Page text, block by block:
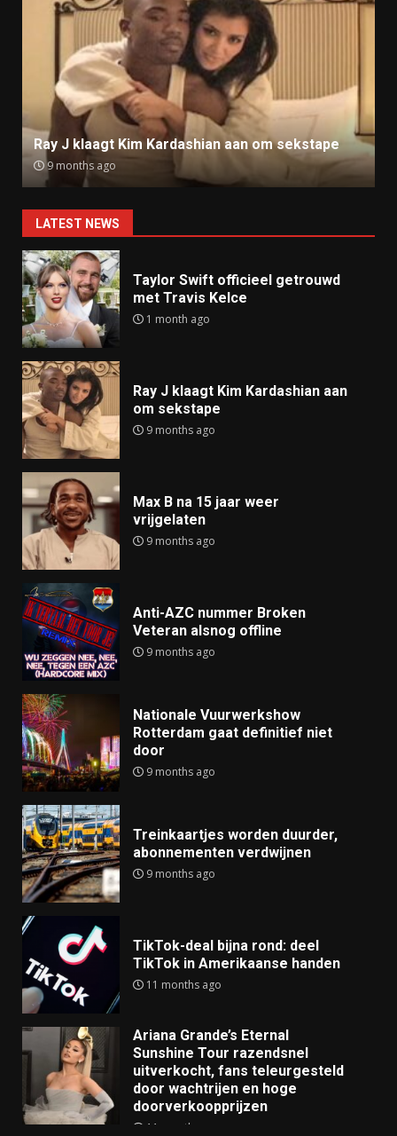
Ray J klaagt Kim Kardashian aan om sekstape
9 months ago
LATEST NEWS
Taylor Swift officieel getrouwd
met Travis Kelce
1 month ago
Ray J klaagt Kim Kardashian aan
om sekstape
9 months ago
Max B na 15 jaar weer
vrijgelaten
9 months ago
Anti-AZC nummer Broken
Veteran alsnog offline
9 months ago
Nationale Vuurwerkshow
Rotterdam gaat definitief niet
door
9 months ago
Treinkaartjes worden duurder,
abonnementen verdwijnen
9 months ago
TikTok-deal bijna rond: deel
TikTok in Amerikaanse handen
11 months ago
Ariana Grande’s Eternal
Sunshine Tour razendsnel
uitverkocht, fans teleurgesteld
door wachtrijen en hoge
doorverkoopprijzen
11 months ago